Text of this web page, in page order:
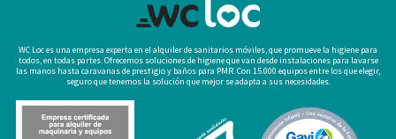
WC Loc es una empresa experta en el alquiler de sanitarios móviles, que promueve la higiene para
todos, en todas partes. Ofrecemos soluciones de higiene que van desde instalaciones para lavarse
las manos hasta caravanas de prestigio y baños para PMR. Con 15.000 equipos entre los que elegir,
seguro que tenemos la solución que mejor se adapta a sus necesidades.